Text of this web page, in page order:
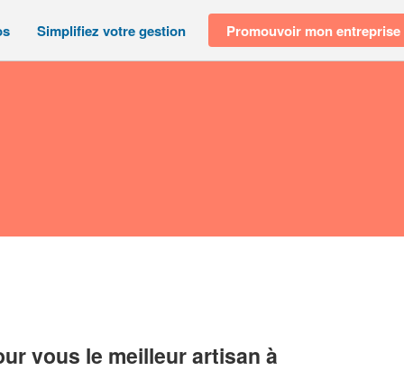
Simplifiez votre gestion Promouvoir mon entreprise
vous le meilleur artisan à